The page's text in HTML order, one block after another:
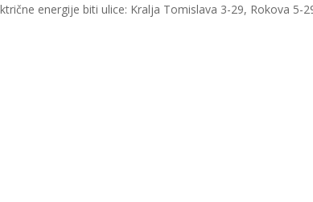
energije biti ulice: Kralja Tomislava 3-29, Rokova 5-